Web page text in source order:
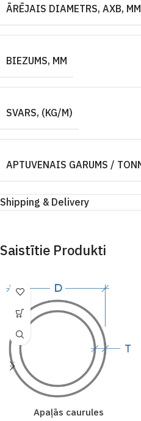
ĀRĒJAIS DIAMETRS, AXB, MM
BIEZUMS, MM
SVARS, (KG/M)
APTUVENAIS GARUMS /
Shipping & Delivery
Saistītie Produkti
Apaļās caurules